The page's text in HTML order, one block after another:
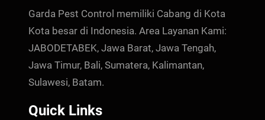
Garda Pest Control memiliki Cabang di Kota
Kota besar di Indonesia. Area Layanan Kami:
JABODETABEK, Jawa Barat, Jawa Tengah,
Jawa Timur, Bali, Sumatera, Kalimantan,
Sulawesi, Batam.
Quick Links